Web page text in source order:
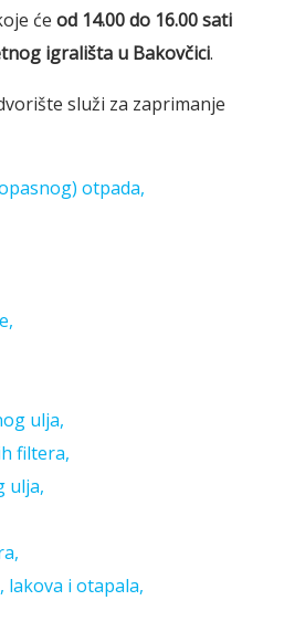
će od 14.00 do 16.00 sati
igrališta u Bakovčici.
služi za zaprimanje
otpada,
ulja,
filtera,
ulja,
lakova i otapala,